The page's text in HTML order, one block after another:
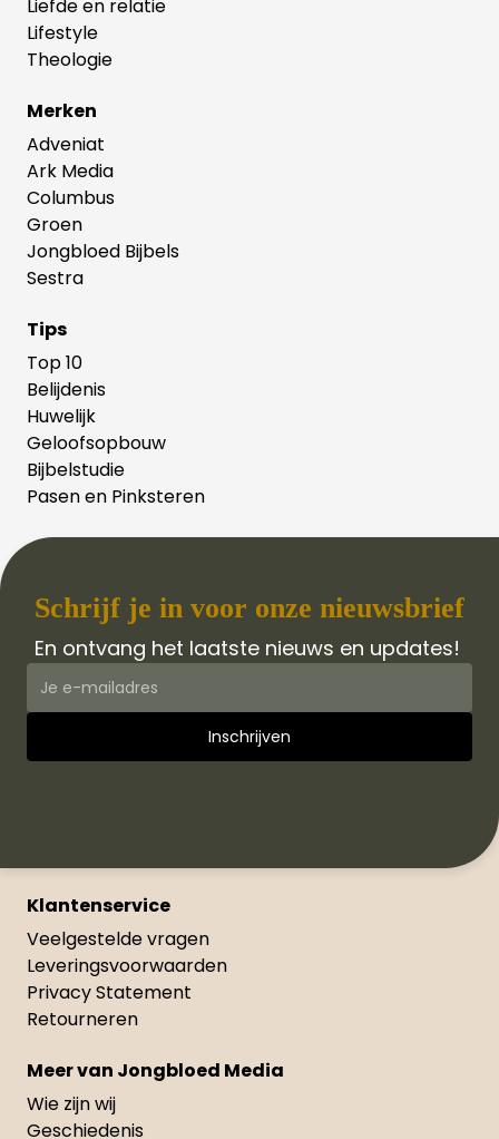
Liefde en relatie
Lifestyle
Theologie
Merken
Adveniat
Ark Media
Columbus
Groen
Jongbloed Bijbels
Sestra
Tips
Top 10
Belijdenis
Huwelijk
Geloofsopbouw
Bijbelstudie
Pasen en Pinksteren
Schrijf je in voor onze nieuwsbrief
En ontvang het laatste nieuws en updates!
Klantenservice
Veelgestelde vragen
Leveringsvoorwaarden
Privacy Statement
Retourneren
Meer van Jongbloed Media
Wie zijn wij
Geschiedenis